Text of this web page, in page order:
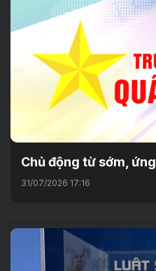
Chủ động từ sớm,
31/07/2026 17:16